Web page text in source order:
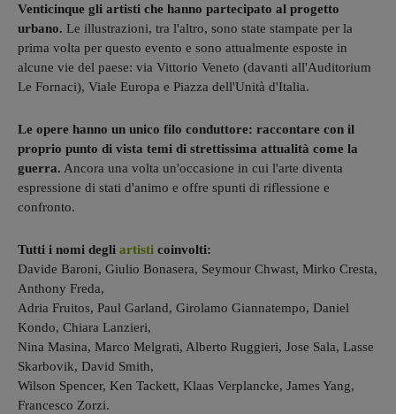
Venticinque gli artisti che hanno partecipato al progetto
urbano. Le illustrazioni, tra l'altro, sono state stampate per la
prima volta per questo evento e sono attualmente esposte in
alcune vie del paese: via Vittorio Veneto (davanti all'Auditorium
Le Fornaci), Viale Europa e Piazza dell'Unità d'Italia.
Le opere hanno un unico filo conduttore: raccontare con il
proprio punto di vista temi di strettissima attualità come la
guerra. Ancora una volta un'occasione in cui l'arte diventa
espressione di stati d'animo e offre spunti di riflessione e
confronto.
Tutti i nomi degli artisti coinvolti:
Davide Baroni, Giulio Bonasera, Seymour Chwast, Mirko Cresta,
Anthony Freda,
Adria Fruitos, Paul Garland, Girolamo Giannatempo, Daniel
Kondo, Chiara Lanzieri,
Nina Masina, Marco Melgrati, Alberto Ruggieri, Jose Sala, Lasse
Skarbovik, David Smith,
Wilson Spencer, Ken Tackett, Klaas Verplancke, James Yang,
Francesco Zorzi.